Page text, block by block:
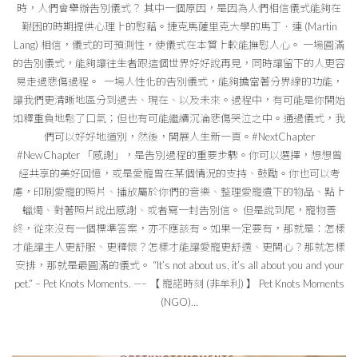
時，人們會舉辦告別儀式？ 其中一個原因，是因為人們相信儀式能夠在
艱困的時期提供心理上的慰藉。捷克馬薩里克大學的馬丁．連 (Martin
Lang) 相信，儀式的可預測性，使儀式在本質上較能撫慰人心。 一場圓滿
的告別儀式，能夠讓往生者跟這個世界好好說再見，同時讓留下的人更容
易走過悲傷過程。 ️ 一場人性化的告別儀式，能夠擔當著分界線的功能，
讓我們更清晰地區分到過去、現在、以及未來。過程中，有可能是你開始
如釋重負地鬆了口氣；但也有可能繼續沉淪悲傷哭泣之中。通過儀式，我
們可以好好地道別，然後，開展人生新一頁。#NextChapter
#NewChapter 「感謝」，是告別過程的重要步驟。你可以選擇，想想曾
經共享的美好回憶，或是愛寵曾在某個情況的支持、鼓勵。你也可以考
慮，印刷愛寵的照片、播放屬於你們的音樂、整理愛寵遺下的物品、點上
蠟燭、對著照片說出感謝、或者寫一封告別信。 但是說到尾，寵物善
終，從來沒有一個標準答案，亦不應該有。如果一定要有，那就是：怎樣
才能讓主人更舒服、更釋懷？怎樣才能讓愛寵更舒適、更開心？那就怎樣
安排，那就是最圓滿的儀式。 “It’s not about us, it’s all about you and your
pet.“ – Pet Knots Moments. —– 【 寵諾時刻 (非牟利) 】 Pet Knots Moments
(NGO)…